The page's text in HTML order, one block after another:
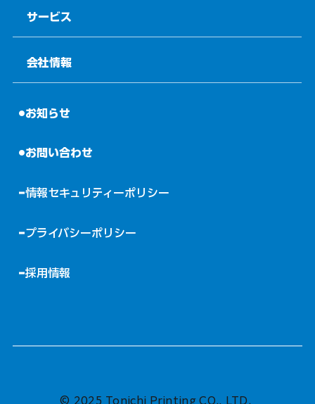
会社情報
サービス
© 2025 Tonichi Printing CO., LTD.
情報セキュリティーポリシー
プライバシーポリシー
お知らせ
お問い合わせ
採用情報